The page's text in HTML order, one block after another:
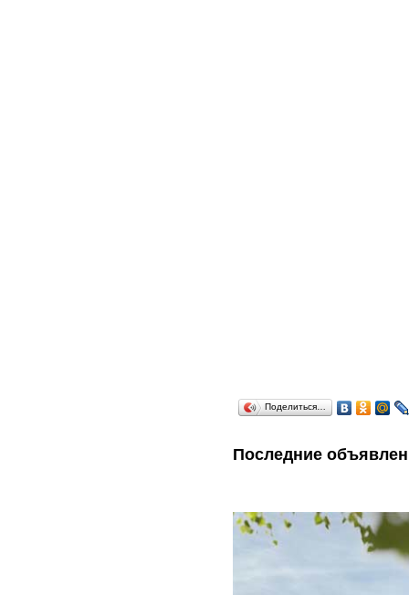
Поделиться…
Последние